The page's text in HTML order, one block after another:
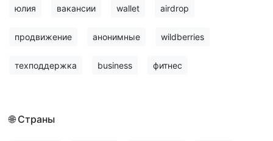
юлия вакансии wallet airdrop
продвижение анонимные wildberries
техподдержка business фитнес
🌐 Страны